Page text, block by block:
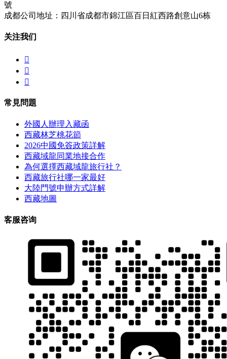
號
成都公司地址：四川省成都市錦江區百日紅西路創意山6栋
关注我们



常見問題
外國人辦理入藏函
西藏林芝桃花節
2026中國免簽政策詳解
西藏域龍同業地接合作
為何選擇西藏域龍旅行社？
西藏旅行社哪一家最好
大陸門號申辦方式詳解
西藏地圖
客服咨询